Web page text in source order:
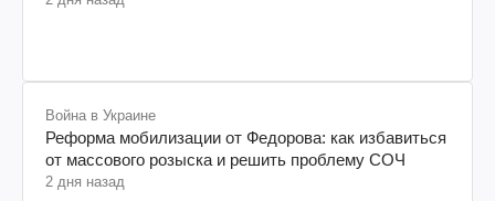
Война в Украине
Реформа мобилизации от Федорова: как избавиться
от массового розыска и решить проблему СОЧ
2 дня назад